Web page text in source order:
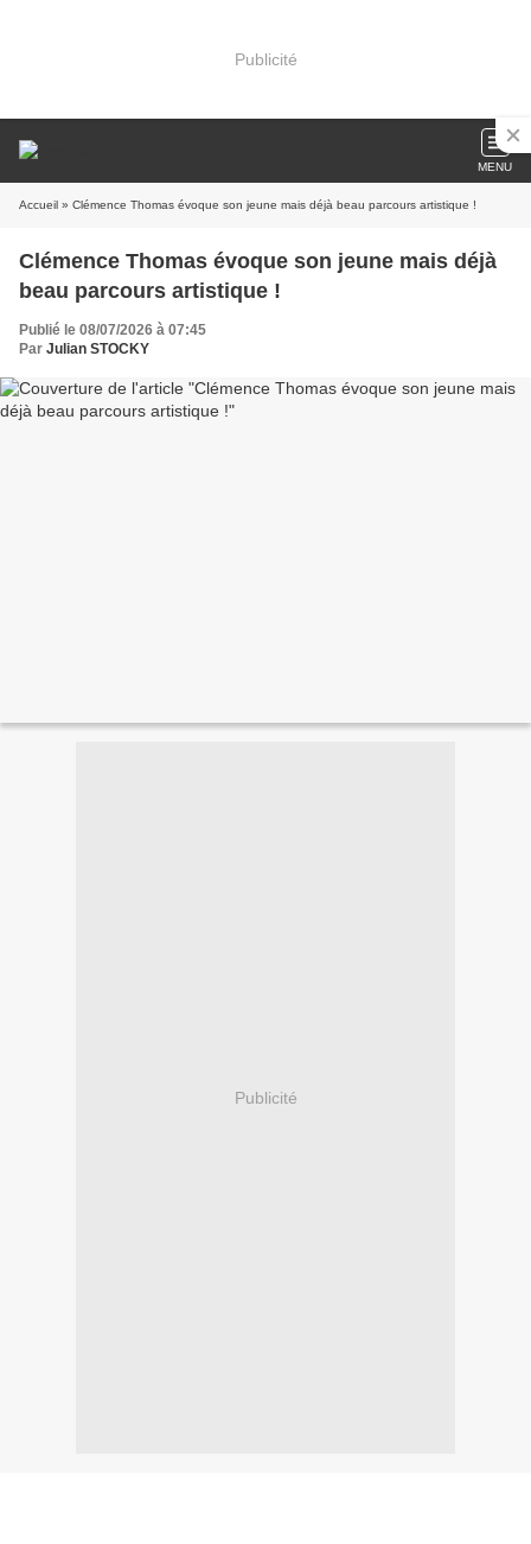
Publicité
MENU
Accueil » Clémence Thomas évoque son jeune mais déjà beau parcours artistique !
Clémence Thomas évoque son jeune mais déjà
beau parcours artistique !
Publié le 08/07/2026 à 07:45
Par Julian STOCKY
Publicité